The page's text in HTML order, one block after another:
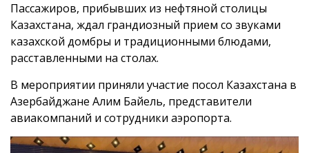
Пассажиров, прибывших из нефтяной столицы
Казахстана, ждал грандиозный прием со звуками
казахской домбры и традиционными блюдами,
расставленными на столах.
В мероприятии приняли участие посол Казахстана в
Азербайджане Алим Байель, представители
авиакомпаний и сотрудники аэропорта.